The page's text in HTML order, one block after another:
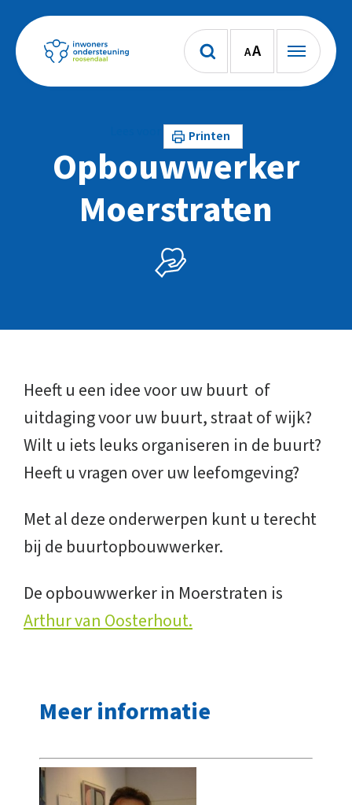
AA
Printen
Opbouwwerker
Moerstraten
Heeft u een idee voor uw buurt of
uitdaging voor uw buurt, straat of wijk?
Wilt u iets leuks organiseren in de buurt?
Heeft u vragen over uw leefomgeving?
Met al deze onderwerpen kunt u terecht
bij de buurtopbouwwerker.
De opbouwwerker in Moerstraten is
Arthur van Oosterhout.
Meer informatie